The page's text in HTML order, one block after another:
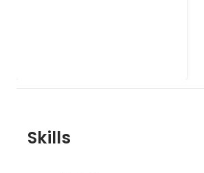
築し、インターネット接続を提供
2016/CROSS2016」のプロジェク
トメンバーとして会場wifiネット
Skills